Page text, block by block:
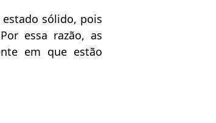
sólido, pois
essa razão, as
em que estão